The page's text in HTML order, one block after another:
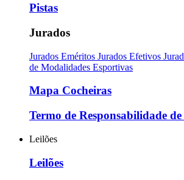
Pistas
Jurados
Jurados Eméritos Jurados Efetivos
de Modalidades Esportivas
Mapa Cocheiras
Termo de Responsabilidade
Leilões
Leilões